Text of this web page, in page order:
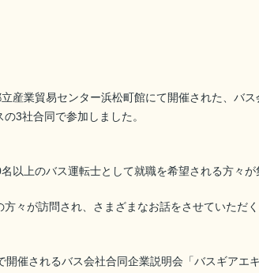
産業貿易センター浜松町館にて開催された、バ
3社合同で参加しました。
以上のバス運転士として就職を希望される方々
々が訪問され、さまざまなお話をさせていただ
開催されるバス会社合同企業説明会「バスギア